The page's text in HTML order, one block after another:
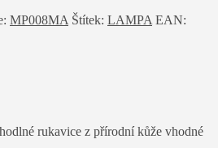
MP008MA Štítek: LAMPA EAN:
rukavice z přírodní kůže vhodné